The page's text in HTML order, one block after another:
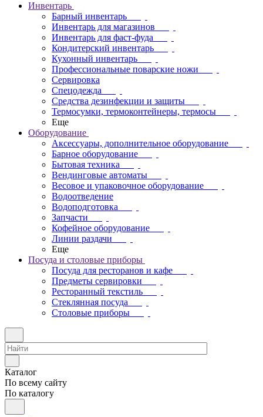
Инвентарь
Барный инвентарь
Инвентарь для магазинов
Инвентарь для фаст-фуда
Кондитерский инвентарь
Кухонный инвентарь
Профессиональные поварские ножи
Сервировка
Спецодежда
Средства дезинфекции и защиты
Термосумки, термоконтейнеры, термосы
Еще
Оборудование
Аксессуары, дополнительное оборудование
Барное оборудование
Бытовая техника
Вендинговые автоматы
Весовое и упаковочное оборудование
Водоотведение
Водоподготовка
Запчасти
Кофейное оборудование
Линии раздачи
Еще
Посуда и столовые приборы
Посуда для ресторанов и кафе
Предметы сервировки
Ресторанный текстиль
Стеклянная посуда
Столовые приборы
Каталог
По всему сайту
По каталогу